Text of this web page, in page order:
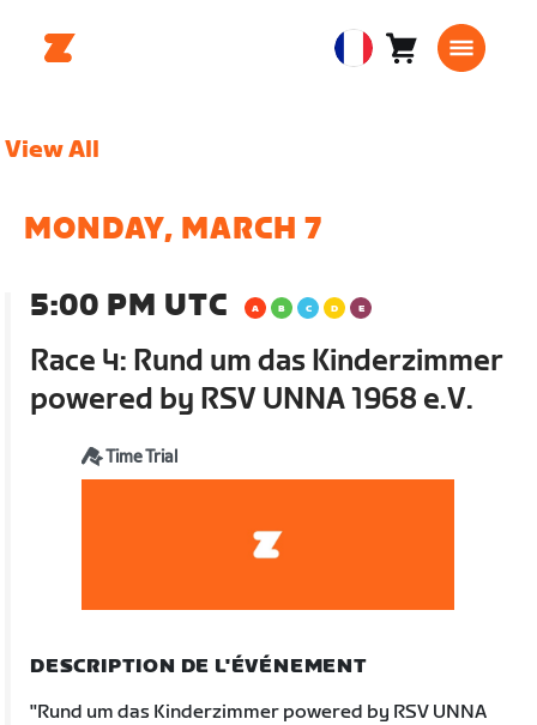
EuropeanPanier0
View All
MONDAY, MARCH 7
5:00 PM UTC
Race 4: Rund um das Kinderzimmer
powered by RSV UNNA 1968 e.V.
Time Trial
DESCRIPTION DE L'ÉVÉNEMENT
"Rund um das Kinderzimmer powered by RSV UNNA